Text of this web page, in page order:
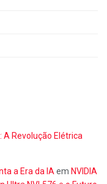
A Revolução Elétrica
a Era da IA em NVIDIA